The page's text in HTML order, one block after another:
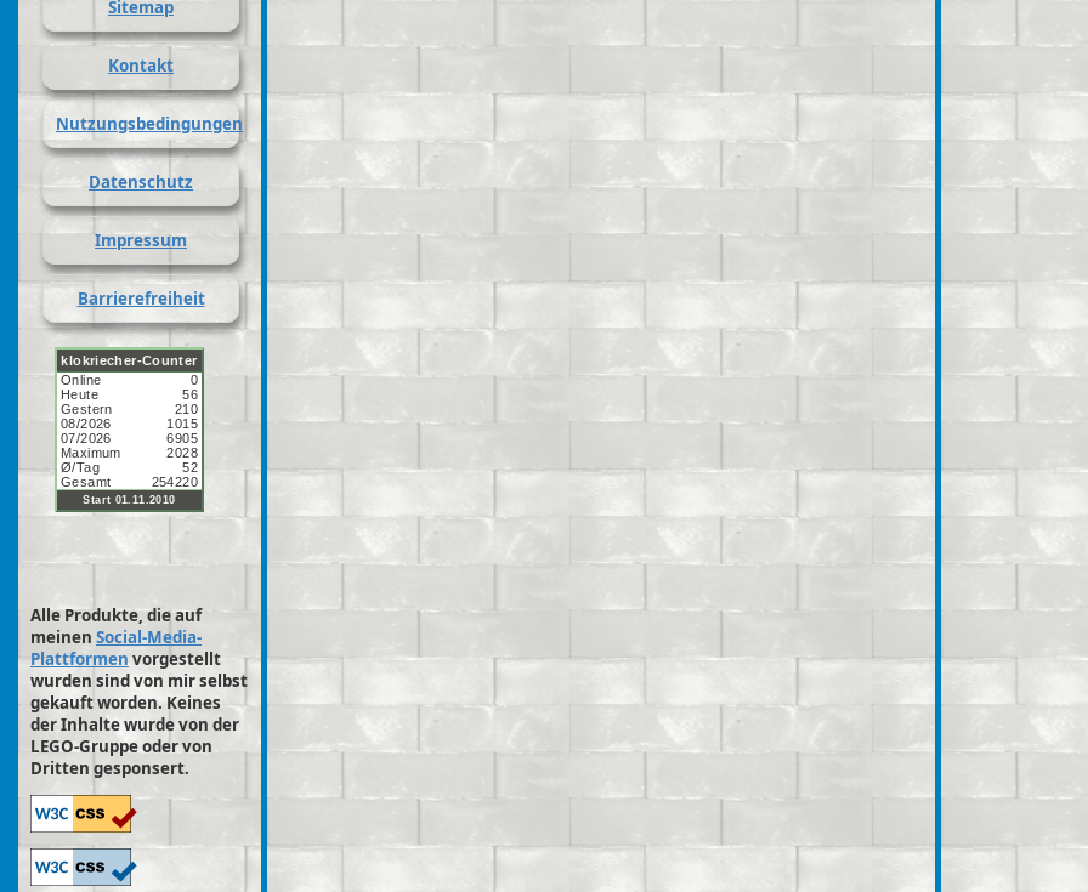
Sitemap
Kontakt
Nutzungsbedingungen
Datenschutz
Impressum
Barrierefreiheit
Alle Produkte, die auf
meinen Social-Media-
Plattformen vorgestellt
wurden sind von mir selbst
gekauft worden. Keines
der Inhalte wurde von der
LEGO-Gruppe oder von
Dritten gesponsert.